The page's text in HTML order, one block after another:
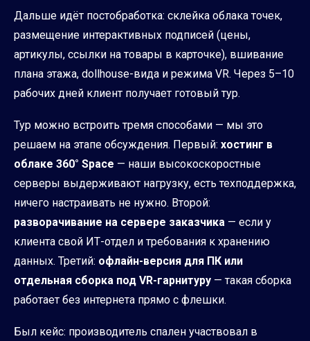
Дальше идёт постобработка: склейка облака точек,
размещение интерактивных подписей (цены,
артикулы, ссылки на товары в карточке), вшивание
плана этажа, dollhouse-вида и режима VR. Через 5–10
рабочих дней клиент получает готовый тур.
Тур можно встроить тремя способами — мы это
решаем на этапе обсуждения. Первый: хостинг в
облаке 360° Space — наши высокоскоростные
серверы выдерживают нагрузку, есть техподдержка,
ничего настраивать не нужно. Второй:
разворачивание на сервере заказчика — если у
клиента свой ИТ-отдел и требования к хранению
данных. Третий: офлайн-версия для ПК или
отдельная сборка под VR-гарнитуру — такая сборка
работает без интернета прямо с флешки.
Был кейс: производитель спален участвовал в